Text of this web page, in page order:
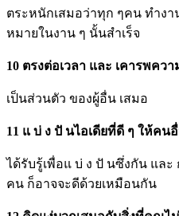
ตระหนักเสมอว่าทุก ๆคน ทำงา
หมายในงาน ๆ นั้นสำเร็จ
10 ตรงต่อเวลา และ เคารพควา
เป็นส่วนตัว ของผู้อื่น เสมอ
11 แ บ่ ง ปั นไอเดียที่ดี ๆ ให้คน
ได้รับรู้เพื่อแ บ่ ง ปั นซึ่งกัน และ
คน ก็อาจจะดีด้วยเหมือนกัน